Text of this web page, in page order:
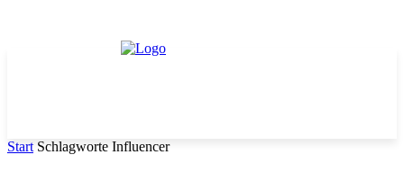
Start Schlagworte Influencer